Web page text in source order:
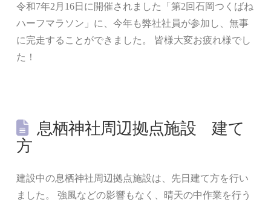
令和7年2月16日に開催されました「第2回石岡つくばね
ハーフマラソン」に、今年も弊社社員が参加し、無事
に完走することができました。 皆様大変お疲れ様でし
た！
息栖神社周辺拠点施設 建て
方
建設中の息栖神社周辺拠点施設は、先日建て方を行い
ました。 強風などの影響もなく、晴天の中作業を行う